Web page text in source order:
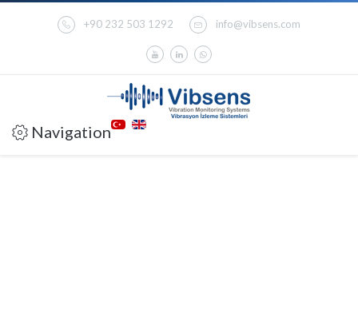
+90 232 503 1292 info@vibsens.com
Navigation